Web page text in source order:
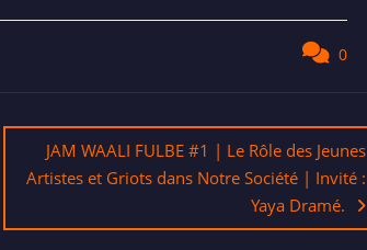
0
JAM WAALI FULBE #1 | Le Rôle des Jeunes
Artistes et Griots dans Notre Société | Invité :
Yaya Dramé.